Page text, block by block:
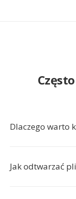
Dlaczego warto
Jak odtwarzać